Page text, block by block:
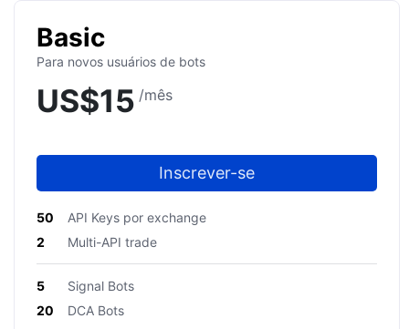
Basic
Para novos usuários de bots
US$15 /mês
Inscrever-se
50
API Keys por exchange
2
Multi-API trade
5
Signal Bots
20
DCA Bots